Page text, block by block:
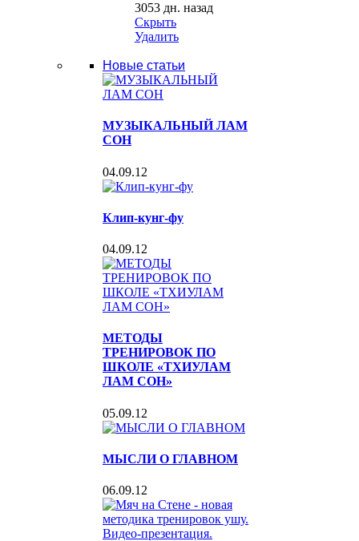
3053 дн. назад
Скрыть
Удалить
Новые статьи
МУЗЫКАЛЬНЫЙ ЛАМ
СОН
04.09.12
Клип-кунг-фу
04.09.12
МЕТОДЫ
ТРЕНИРОВОК ПО
ШКОЛЕ «ТХИУЛАМ
ЛАМ СОН»
05.09.12
МЫСЛИ О ГЛАВНОМ
06.09.12